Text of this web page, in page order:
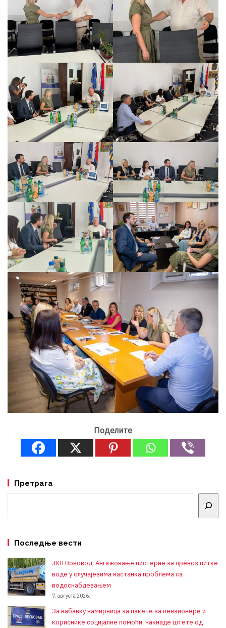
Поделите
Претрага
Последње вести
ЈКП Вововод: Ангажовање цистерне за превоз питке
воде у случајевима настанка проблема са
водоснабдевањем
7. августа 2026.
За набавку намирница за пакете за пензионере и
кориснике социјалне помоћи, накнаде штете од